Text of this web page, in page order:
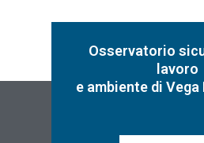
Osservatorio
lavoro
e ambiente di Vega